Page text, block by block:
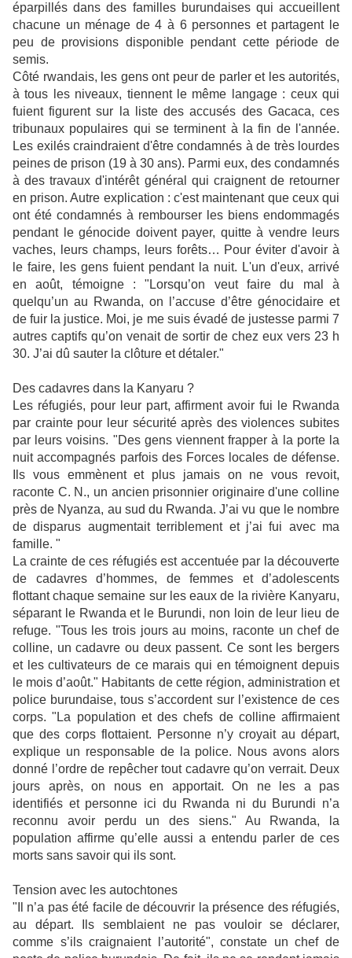
éparpillés dans des familles burundaises qui accueillent
chacune un ménage de 4 à 6 personnes et partagent le
peu de provisions disponible pendant cette période de
semis.
Côté rwandais, les gens ont peur de parler et les autorités,
à tous les niveaux, tiennent le même langage : ceux qui
fuient figurent sur la liste des accusés des Gacaca, ces
tribunaux populaires qui se terminent à la fin de l'année.
Les exilés craindraient d'être condamnés à de très lourdes
peines de prison (19 à 30 ans). Parmi eux, des condamnés
à des travaux d'intérêt général qui craignent de retourner
en prison. Autre explication : c'est maintenant que ceux qui
ont été condamnés à rembourser les biens endommagés
pendant le génocide doivent payer, quitte à vendre leurs
vaches, leurs champs, leurs forêts… Pour éviter d'avoir à
le faire, les gens fuient pendant la nuit. L'un d'eux, arrivé
en août, témoigne : "Lorsqu’on veut faire du mal à
quelqu’un au Rwanda, on l’accuse d’être génocidaire et
de fuir la justice. Moi, je me suis évadé de justesse parmi 7
autres captifs qu’on venait de sortir de chez eux vers 23 h
30. J’ai dû sauter la clôture et détaler."
Des cadavres dans la Kanyaru ?
Les réfugiés, pour leur part, affirment avoir fui le Rwanda
par crainte pour leur sécurité après des violences subites
par leurs voisins. "Des gens viennent frapper à la porte la
nuit accompagnés parfois des Forces locales de défense.
Ils vous emmènent et plus jamais on ne vous revoit,
raconte C. N., un ancien prisonnier originaire d'une colline
près de Nyanza, au sud du Rwanda. J’ai vu que le nombre
de disparus augmentait terriblement et j’ai fui avec ma
famille. "
La crainte de ces réfugiés est accentuée par la découverte
de cadavres d’hommes, de femmes et d’adolescents
flottant chaque semaine sur les eaux de la rivière Kanyaru,
séparant le Rwanda et le Burundi, non loin de leur lieu de
refuge. "Tous les trois jours au moins, raconte un chef de
colline, un cadavre ou deux passent. Ce sont les bergers
et les cultivateurs de ce marais qui en témoignent depuis
le mois d’août." Habitants de cette région, administration et
police burundaise, tous s’accordent sur l’existence de ces
corps. "La population et des chefs de colline affirmaient
que des corps flottaient. Personne n’y croyait au départ,
explique un responsable de la police. Nous avons alors
donné l’ordre de repêcher tout cadavre qu’on verrait. Deux
jours après, on nous en apportait. On ne les a pas
identifiés et personne ici du Rwanda ni du Burundi n’a
reconnu avoir perdu un des siens." Au Rwanda, la
population affirme qu’elle aussi a entendu parler de ces
morts sans savoir qui ils sont.
Tension avec les autochtones
"Il n’a pas été facile de découvrir la présence des réfugiés,
au départ. Ils semblaient ne pas vouloir se déclarer,
comme s’ils craignaient l’autorité", constate un chef de